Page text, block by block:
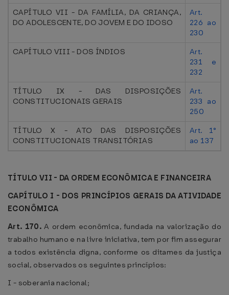
CAPÍTULO VII - DA FAMÍLIA, DA CRIANÇA,
DO ADOLESCENTE, DO JOVEM E DO IDOSO
Art.
226 ao
230
CAPÍTULO VIII - DOS ÍNDIOS
Art.
231 e
232
TÍTULO IX - DAS DISPOSIÇÕES
CONSTITUCIONAIS GERAIS
Art.
233 ao
250
TÍTULO X - ATO DAS DISPOSIÇÕES
CONSTITUCIONAIS TRANSITÓRIAS
Art. 1°
ao 137
TÍTULO VII - DA ORDEM ECONÔMICA E FINANCEIRA
CAPÍTULO I - DOS PRINCÍPIOS GERAIS DA ATIVIDADE
ECONÔMICA
Art. 170.A ordem econômica, fundada na valorização do
trabalho humano e na livre iniciativa, tem por fim assegurar
a todos existência digna, conforme os ditames da justiça
social, observados os seguintes princípios:
I - soberania nacional;